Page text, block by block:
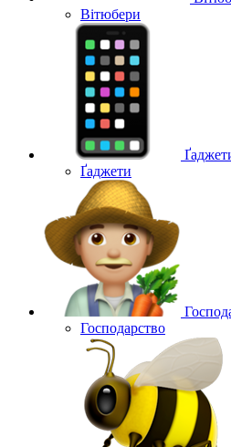
Вітюбери
Ґаджети
Господарство